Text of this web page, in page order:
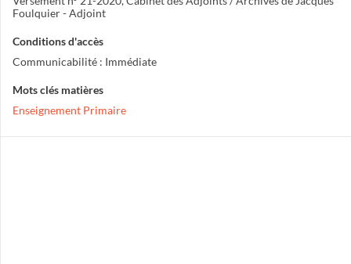
Foulquier - Adjoint
Conditions d'accès
Communicabilité : Immédiate
Mots clés matières
Enseignement Primaire